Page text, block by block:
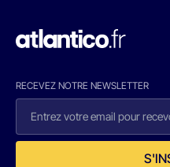
RECEVEZ NOTRE NEWSLETTER